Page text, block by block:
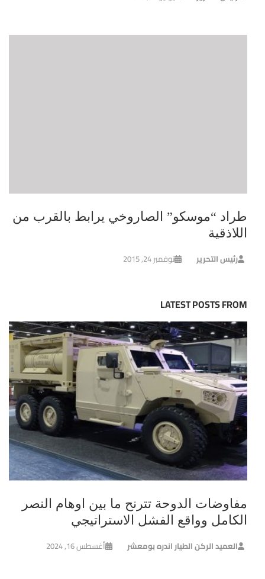
طراد “موسكو” الصاروخي يرابط بالقرب من
اللاذقية
رئيس التحرير نوفمبر 24, 2015
LATEST POSTS FROM
مفاوضات الدوحة تترنح ما بين اوهام النصر
الكامل وواقع الفشل الاستراتيجي
العميد الركن الطيار اندره بومعشر أغسطس 16, 2024